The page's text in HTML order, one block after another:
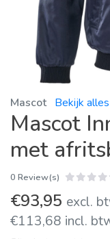
Mascot Bekijk
Mascot
met
0 Review(s)
€93,95 excl.
€113,68 incl.